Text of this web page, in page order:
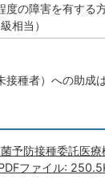
度の障害を有する
相当）
種者）への助成
予防接種委託医
ファイル: